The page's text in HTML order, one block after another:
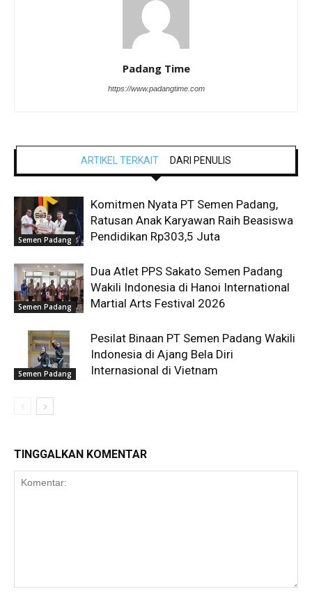
Padang Time
https://www.padangtime.com
ARTIKEL TERKAIT DARI PENULIS
Semen Padang
Komitmen Nyata PT Semen Padang,
Ratusan Anak Karyawan Raih Beasiswa
Pendidikan Rp303,5 Juta
Semen Padang
Dua Atlet PPS Sakato Semen Padang
Wakili Indonesia di Hanoi International
Martial Arts Festival 2026
Semen Padang
Pesilat Binaan PT Semen Padang Wakili
Indonesia di Ajang Bela Diri
Internasional di Vietnam
TINGGALKAN KOMENTAR